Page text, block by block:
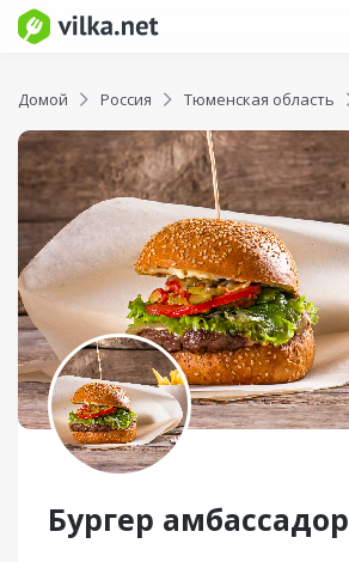
Домой Россия Тюменская область
Бургер амбассадор